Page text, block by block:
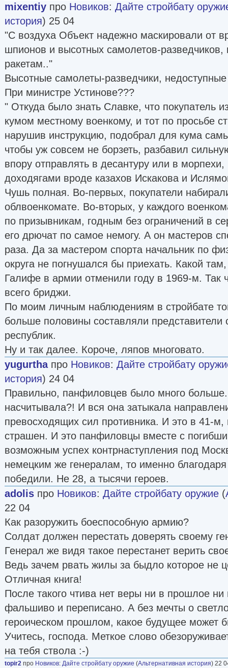
mixentiy про Новиков: Дайте стройбату
история) 25 04
"С воздуха Объект надежно маскировали от
шпионов и высотных самолетов-разведчиков,
ракетам.."
Высотные самолеты-разведчики,
При министре Устинове???
" Откуда было знать Славке, что покупатель
кумом местному военкому, и тот по просьбе
нарушив инструкцию, подобрал для кума
чтобы уж совсем не борзеть, разбавил
впору отправлять в десантуру или в морпехи,
доходягами вроде казахов Искакова и
Чушь полная. Во-первых, покупатели
облвоенкомате. Во-вторых, у каждого
по призывникам, годным без ограничений в
его дрючат по самое немогу. А он мастеров
раза. Да за мастером спорта начальник по
округа не погнушался бы приехать. Какой
Галифе в армии отменили году в 1969-м. Так
всего бриджи.
По моим личным наблюдениям в стройбате
больше половины составляли представители
республик.
Ну и так далее. Короче, ляпов многовато.
yugurthaпро Новиков: Дайте стройбату
история) 24 04
Правильно, панфиловцев было много
насчитывала?! И вся она затыкала
превосходящих сил противника. И это в 41-
страшен. И это панфиловцы вместе с
возможным успех контрнаступления под
немецким же генералам, то именно
победили. Не 28, а тысячи героев.
adolis про Новиков: Дайте стройбату оружие (
22 04
Как разоружить боеспособную армию?
Солдат должен перестать доверять своему
Генерал же видя такое перестанет верить
Ведь зачем рвать жилы за быдло которое не
Отличная книга!
После такого чтива нет веры ни в прошлое
фальшиво и переписано. А без мечты о
героическом прошлом, какое будущее может
Учитесь, господа. Меткое слово
на тебя ствола :-)
topir2 про Новиков: Дайте стройбату оружие (Альтернативная история) 22